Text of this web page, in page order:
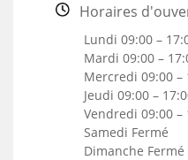
Horaires
Lundi 09:00 –
Mardi 09:00 –
Mercredi 09:00 –
Jeudi 09:00 –
Vendredi 09:00 –
Samedi Fermé
Dimanche Fermé